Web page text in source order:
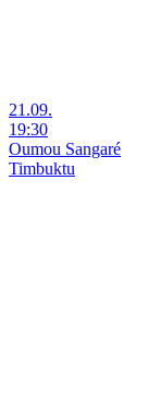
21.09.
19:30
Oumou Sangaré
Timbuktu